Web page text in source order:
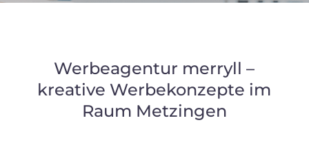
Werbeagentur merryll –
kreative Werbekonzepte im
Raum Metzingen